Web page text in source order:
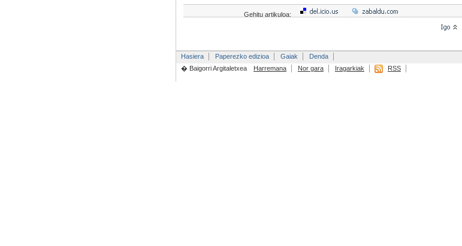
Gehitu artikuloa:
Hasiera Paperezko edizioa Gaiak
Denda
� Baigorri Argitaletxea
Harremana Nor gara Iragarkiak RSS